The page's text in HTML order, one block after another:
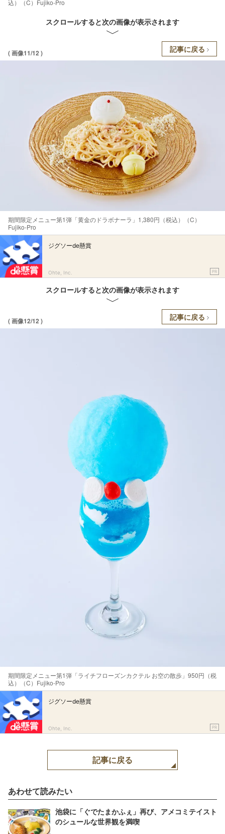
込）（C）Fujiko-Pro
スクロールすると次の画像が表示されます
( 画像11/12 ) 記事に戻る
期間限定メニュー第1弾「黄金のドラボナーラ」1,380円（税込）（C）
Fujiko-Pro
ジグソーde懸賞
Ohte, Inc. PR
スクロールすると次の画像が表示されます
( 画像12/12 ) 記事に戻る
期間限定メニュー第1弾「ライチフローズンカクテル お空の散歩」950円（税
込）（C）Fujiko-Pro
ジグソーde懸賞
Ohte, Inc. PR
記事に戻る
あわせて読みたい
池袋に「ぐでたまかふぇ」再び、アメコミテイスト
のシュールな世界観を満喫